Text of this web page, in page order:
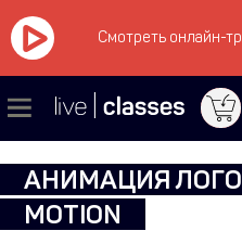
Смотреть онлайн-
АНИМАЦИЯ
MOTION